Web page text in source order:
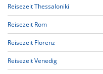
Reisezeit Thessaloniki
Reisezeit Rom
Reisezeit Florenz
Reisezeit Venedig